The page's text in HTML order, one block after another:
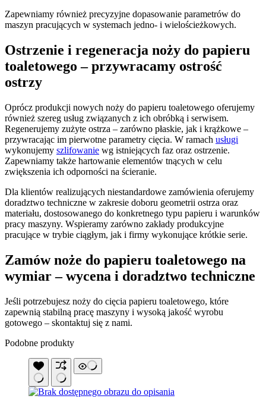
Zapewniamy również precyzyjne dopasowanie parametrów do
maszyn pracujących w systemach jedno- i wielościeżkowych.
Ostrzenie i regeneracja noży do papieru
toaletowego – przywracamy ostrość
ostrzy
Oprócz produkcji nowych noży do papieru toaletowego oferujemy
również szereg usług związanych z ich obróbką i serwisem.
Regenerujemy zużyte ostrza – zarówno płaskie, jak i krążkowe –
przywracając im pierwotne parametry cięcia. W ramach usługi
wykonujemy szlifowanie wg istniejących faz oraz ostrzenie.
Zapewniamy także hartowanie elementów tnących w celu
zwiększenia ich odporności na ścieranie.
Dla klientów realizujących niestandardowe zamówienia oferujemy
doradztwo techniczne w zakresie doboru geometrii ostrza oraz
materiału, dostosowanego do konkretnego typu papieru i warunków
pracy maszyny. Wspieramy zarówno zakłady produkcyjne
pracujące w trybie ciągłym, jak i firmy wykonujące krótkie serie.
Zamów noże do papieru toaletowego na
wymiar – wycena i doradztwo techniczne
Jeśli potrzebujesz noży do cięcia papieru toaletowego, które
zapewnią stabilną pracę maszyny i wysoką jakość wyrobu
gotowego – skontaktuj się z nami.
Podobne produkty